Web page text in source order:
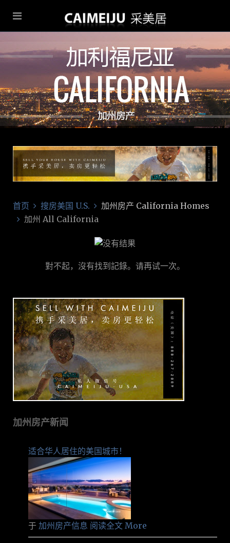
首页 搜房美国 U.S.
加州房产 California Homes
加州 All California
對不起，沒有找到記錄。请再试一次。
加州房产新闻
适合华人居住的美国城市！
于 加州房产信息 阅读全文 More